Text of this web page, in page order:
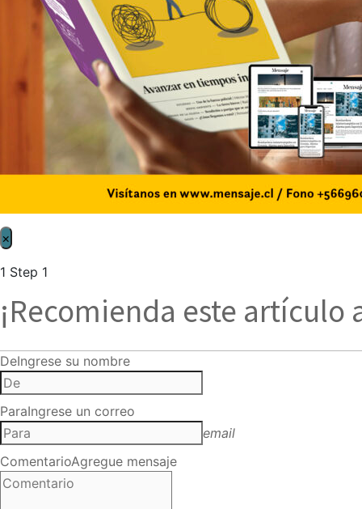
×
1 Step 1
¡Recomienda este artículo
DeIngrese su nombre
ParaIngrese un correo
email
ComentarioAgregue mensaje